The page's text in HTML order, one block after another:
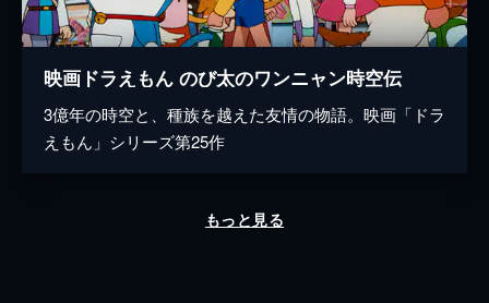
映画ドラえもん のび太のワンニャン時空伝
3億年の時空と、種族を越えた友情の物語。映画「ドラ
えもん」シリーズ第25作
もっと見る